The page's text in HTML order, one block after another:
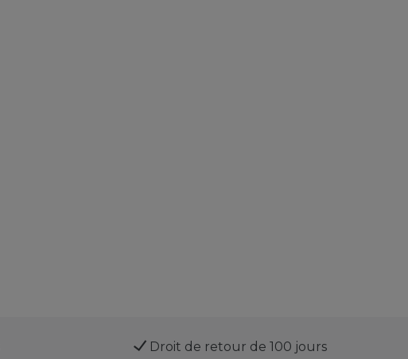
Droit de retour de 100 jours